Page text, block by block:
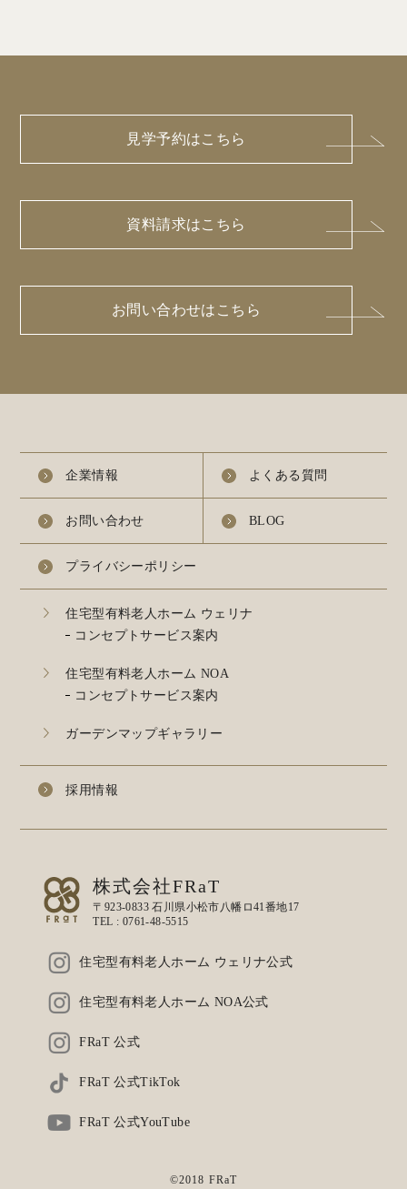
見学予約はこちら
資料請求はこちら
お問い合わせはこちら
株式会社FRaT
〒923-0833 石川県小松市八幡ロ41番地17
TEL : 0761-48-5515
住宅型有料老人ホーム ウェリナ公式
住宅型有料老人ホーム NOA公式
FRaT 公式
FRaT 公式TikTok
FRaT 公式YouTube
企業情報 よくある質問
お問い合わせ BLOG
プライバシーポリシー
住宅型有料老人ホーム ウェリナ
コンセプトサービス案内
住宅型有料老人ホーム NOA
コンセプトサービス案内
ガーデンマップギャラリー
採用情報
©2018 FRaT